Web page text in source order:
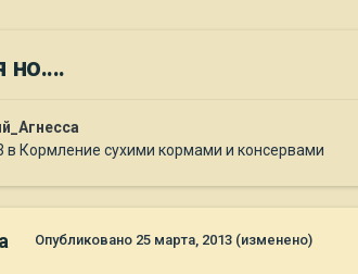
но....
в Кормление сухими кормами и консервами
Опубликовано 25 марта, 2013 (изменено)